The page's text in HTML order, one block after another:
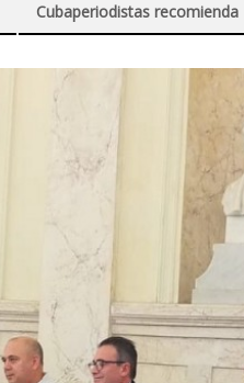
Cubaperiodistas recomienda